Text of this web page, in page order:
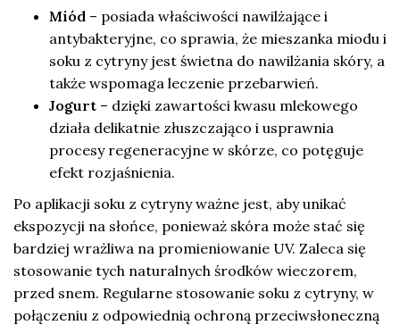
Miód – posiada właściwości nawilżające i
antybakteryjne, co sprawia, że mieszanka miodu i
soku z cytryny jest świetna do nawilżania skóry, a
także wspomaga leczenie przebarwień.
Jogurt – dzięki zawartości kwasu mlekowego
działa delikatnie złuszczająco i usprawnia
procesy regeneracyjne w skórze, co potęguje
efekt rozjaśnienia.
Po aplikacji soku z cytryny ważne jest, aby unikać
ekspozycji na słońce, ponieważ skóra może stać się
bardziej wrażliwa na promieniowanie UV. Zaleca się
stosowanie tych naturalnych środków wieczorem,
przed snem. Regularne stosowanie soku z cytryny, w
połączeniu z odpowiednią ochroną przeciwsłoneczną